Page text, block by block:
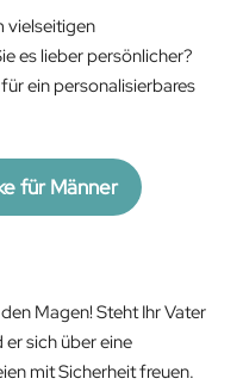
vielseitigen
es lieber persönlicher?
ein personalisierbares
für Männer
Magen! Steht Ihr Vater
sich über eine
mit Sicherheit freuen.